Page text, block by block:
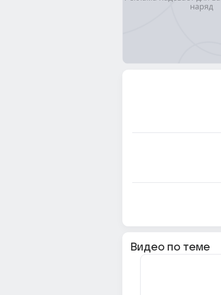
Видео по теме